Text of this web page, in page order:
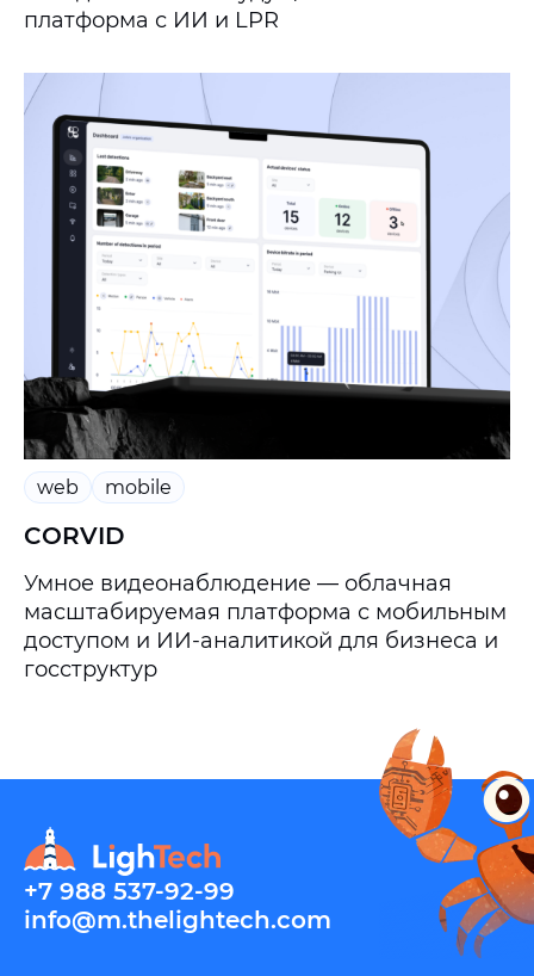
платформа с ИИ и LPR
web mobile
CORVID
Умное видеонаблюдение — облачная
масштабируемая платформа с мобильным
доступом и ИИ-аналитикой для бизнеса и
госструктур
+7 988 537-92-99
info@m.thelightech.com